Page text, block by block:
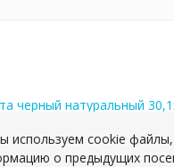
используем cookie файлы,
о предыдущих